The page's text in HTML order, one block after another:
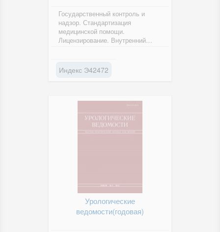
Государственный контроль и
надзор. Стандартизация
медицинской помощи.
Лицензирование. Внутренний
Индекс Э42472
Урологические
ведомости(годовая)